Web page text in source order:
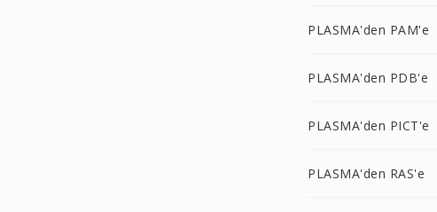
PLASMA'den PAM'e
PLASMA'den PDB'e
PLASMA'den PICT'e
PLASMA'den RAS'e